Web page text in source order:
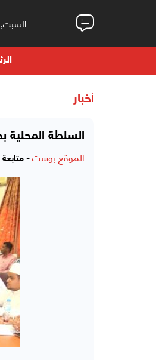
السبت, 08 أغسطس, 2026 05:01
أخبار
السلطة المحلية
الموقع بوست-